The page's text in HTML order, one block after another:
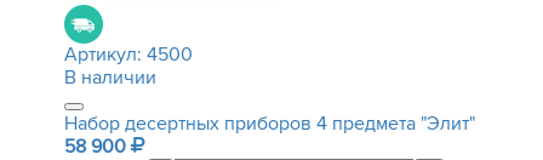
Артикул: 4500
В наличии
Набор десертных приборов 4 предмета "Элит"
58 900